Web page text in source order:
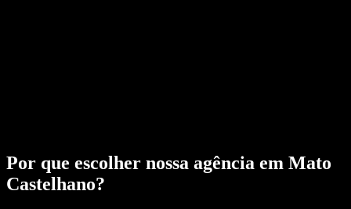
Por que escolher nossa agência em Mato
Castelhano?